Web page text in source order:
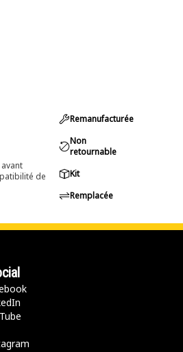
de
Remanufacturée
Non
retournable
Kit
Remplacée